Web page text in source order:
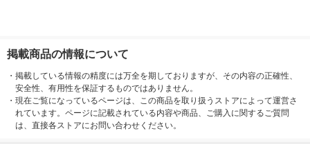
掲載商品の情報について
・ 掲載している情報の精度には万全を期しておりますが、その内容の正確性、
安全性、有用性を保証するものではありません。
・ 現在ご覧になっているページは、この商品を取り扱うストアによって運営さ
れています。ページに記載されている内容や商品、ご購入に関するご質問
は、直接各ストアにお問い合わせください。